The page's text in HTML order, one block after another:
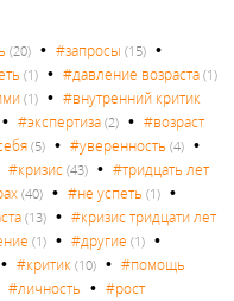
(20) • #запросы (15) •
(1) • #давление возраста (1)
(1) • #внутренний критик
• #экспертиза (2) • #возраст
(5) • #уверенность (4) •
#кризис (43) • #тридцать лет
(40) • #не успеть (1) •
(13) • #кризис тридцати лет
(1) • #другие (1) •
• #критик (10) • #помощь
#личность • #рост